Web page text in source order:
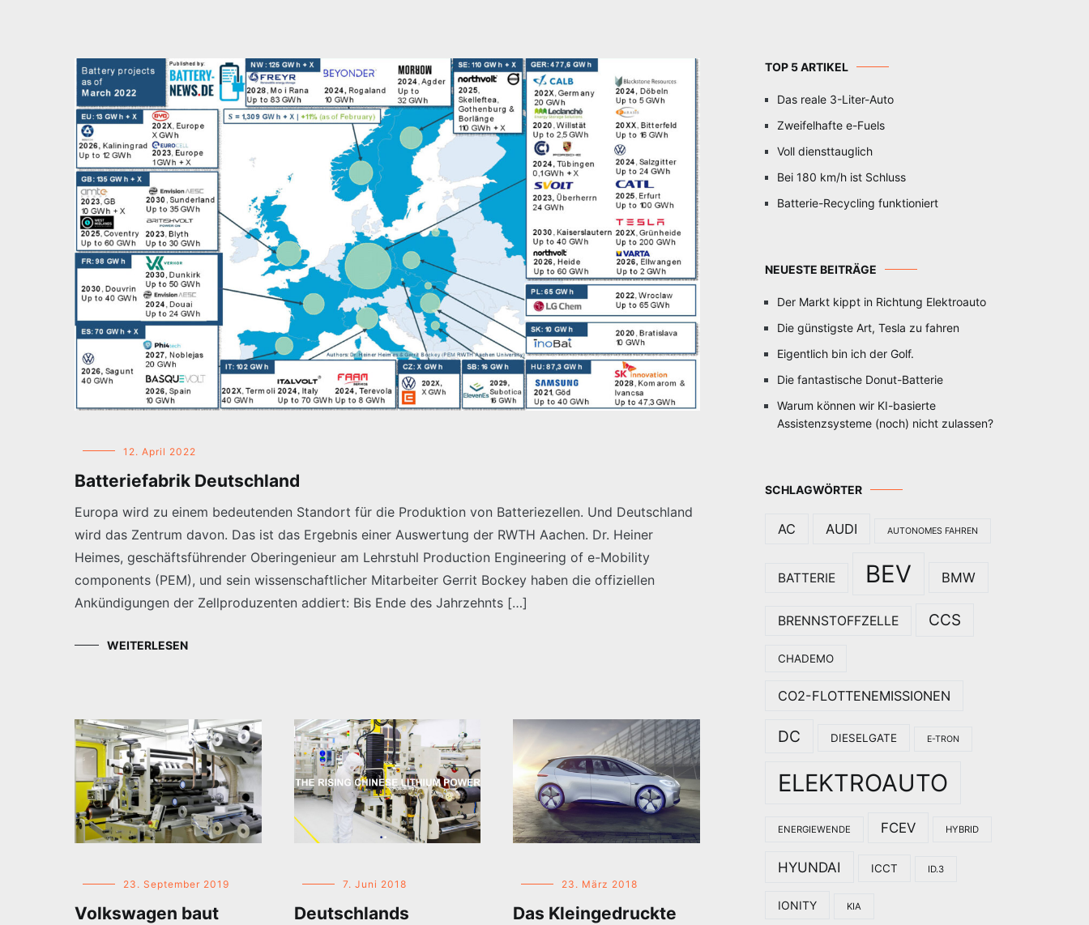
12. April 2022
Batteriefabrik Deutschland
Europa wird zu einem bedeutenden Standort für die Produktion von Batteriezellen. Und Deutschland
wird das Zentrum davon. Das ist das Ergebnis einer Auswertung der RWTH Aachen. Dr. Heiner
Heimes, geschäftsführender Oberingenieur am Lehrstuhl Production Engineering of e-Mobility
components (PEM), und sein wissenschaftlicher Mitarbeiter Gerrit Bockey haben die offiziellen
Ankündigungen der Zellproduzenten addiert: Bis Ende des Jahrzehnts […]
WEITERLESEN
23. September 2019
Volkswagen baut
7. Juni 2018
Deutschlands
23. März 2018
Das Kleingedruckte
TOP 5 ARTIKEL
Das reale 3-Liter-Auto
Zweifelhafte e-Fuels
Voll diensttauglich
Bei 180 km/h ist Schluss
Batterie-Recycling funktioniert
NEUESTE BEITRÄGE
Der Markt kippt in Richtung Elektroauto
Die günstigste Art, Tesla zu fahren
Eigentlich bin ich der Golf.
Die fantastische Donut-Batterie
Warum können wir KI-basierte
Assistenzsysteme (noch) nicht zulassen?
SCHLAGWÖRTER
AC AUDI AUTONOMES FAHREN
BATTERIE BEV BMW
BRENNSTOFFZELLE CCS
CHADEMO
CO2-FLOTTENEMISSIONEN
DC DIESELGATE E-TRON
ELEKTROAUTO
ENERGIEWENDE FCEV HYBRID
HYUNDAI ICCT ID.3
IONITY KIA